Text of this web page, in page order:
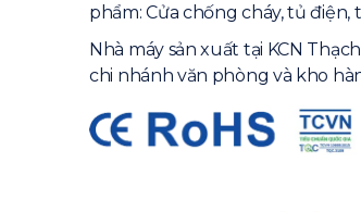
phẩm: Cửa chống cháy, tủ
Nhà máy sản xuất tại KCN
chi nhánh văn phòng và kho